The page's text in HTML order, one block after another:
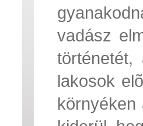
vadász
lakosok
környéken